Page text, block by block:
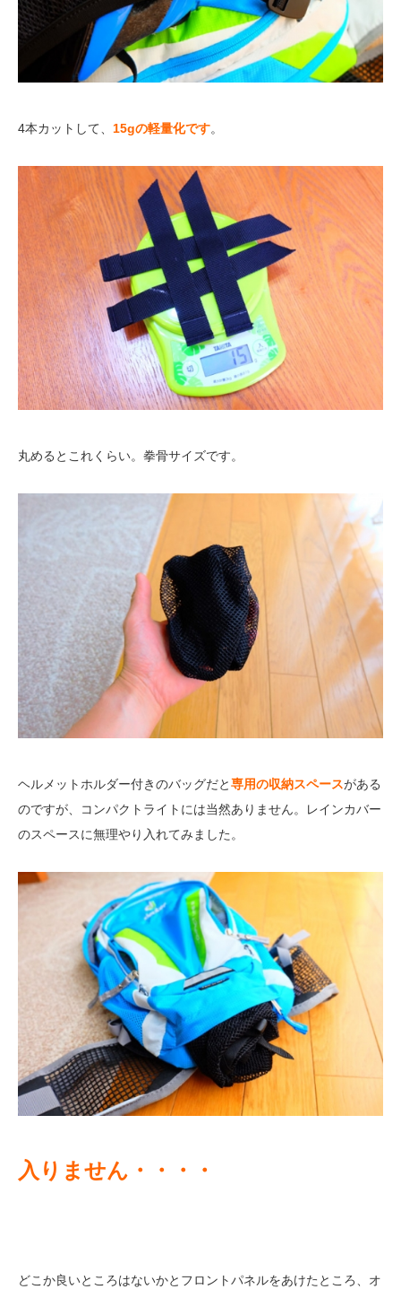
4本カットして、 15gの軽量化です。
丸めるとこれくらい。拳骨サイズです。
ヘルメットホルダー付きのバッグだと専用の収納スペースがある
のですが、コンパクトライトには当然ありません。レインカバー
のスペースに無理やり入れてみました。
入りません・・・・
どこか良いところはないかとフロントパネルをあけたところ、オ